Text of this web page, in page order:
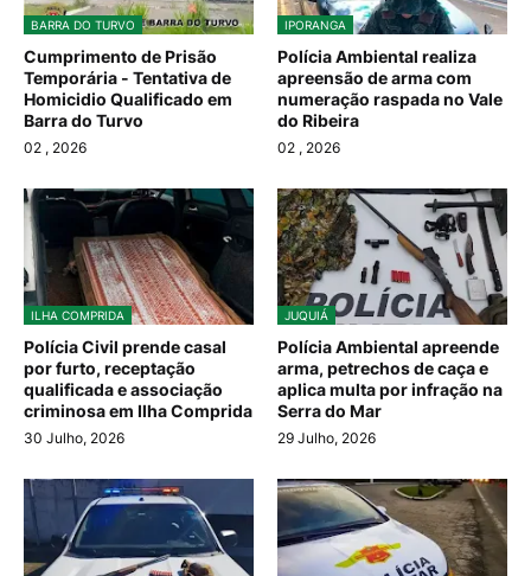
BARRA DO TURVO
Cumprimento de Prisão
Temporária - Tentativa de
Homicidio Qualificado em
Barra do Turvo
02 , 2026
IPORANGA
Polícia Ambiental realiza
apreensão de arma com
numeração raspada no Vale
do Ribeira
02 , 2026
ILHA COMPRIDA
Polícia Civil prende casal
por furto, receptação
qualificada e associação
criminosa em Ilha Comprida
30 Julho, 2026
JUQUIÁ
Polícia Ambiental apreende
arma, petrechos de caça e
aplica multa por infração na
Serra do Mar
29 Julho, 2026